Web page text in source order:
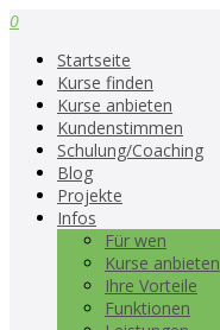
0
Startseite
Kurse finden
Kurse anbieten
Kundenstimmen
Schulung/Coaching
Blog
Projekte
Infos
Für wen
Kurse anbieten
Ihre Vorteile
Funktionen